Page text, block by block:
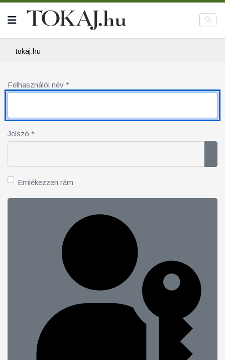
tokaj.hu
Felhasználói név *
Jelszó *
Emlékezzen rám